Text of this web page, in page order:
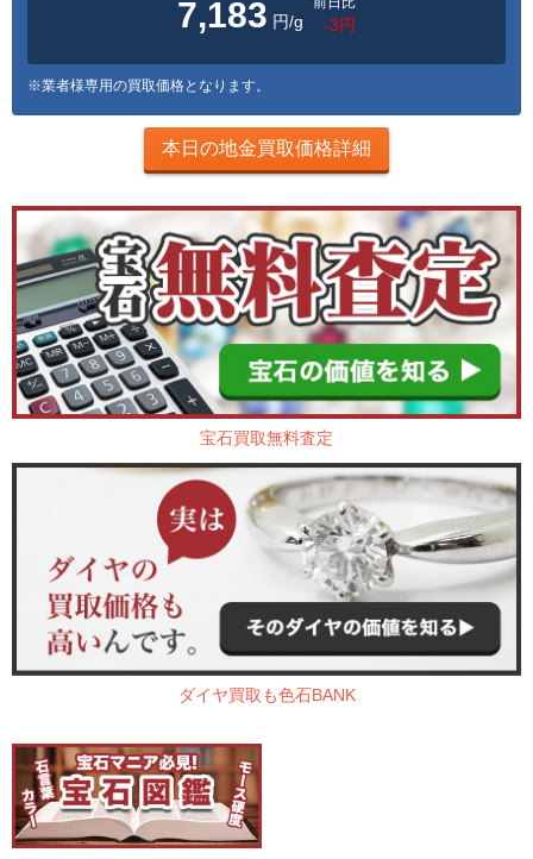
7,183 円/g -3円
※業者様専用の買取価格となります。
本日の地金買取価格詳細
宝石買取無料査定
ダイヤ買取も色石BANK